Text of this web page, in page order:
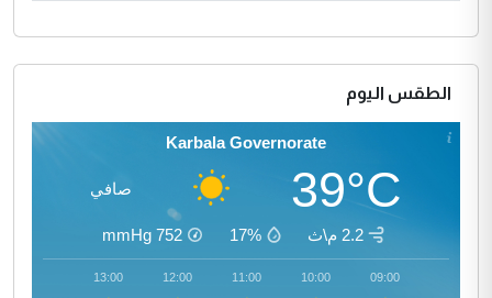
الطقس اليوم
Karbala Governorate
39°C صافي
2.2 م\ث 17%
752
mmHg
09:00
10:00
11:00
12:00
13:00